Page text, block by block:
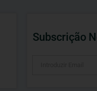
Subscrição